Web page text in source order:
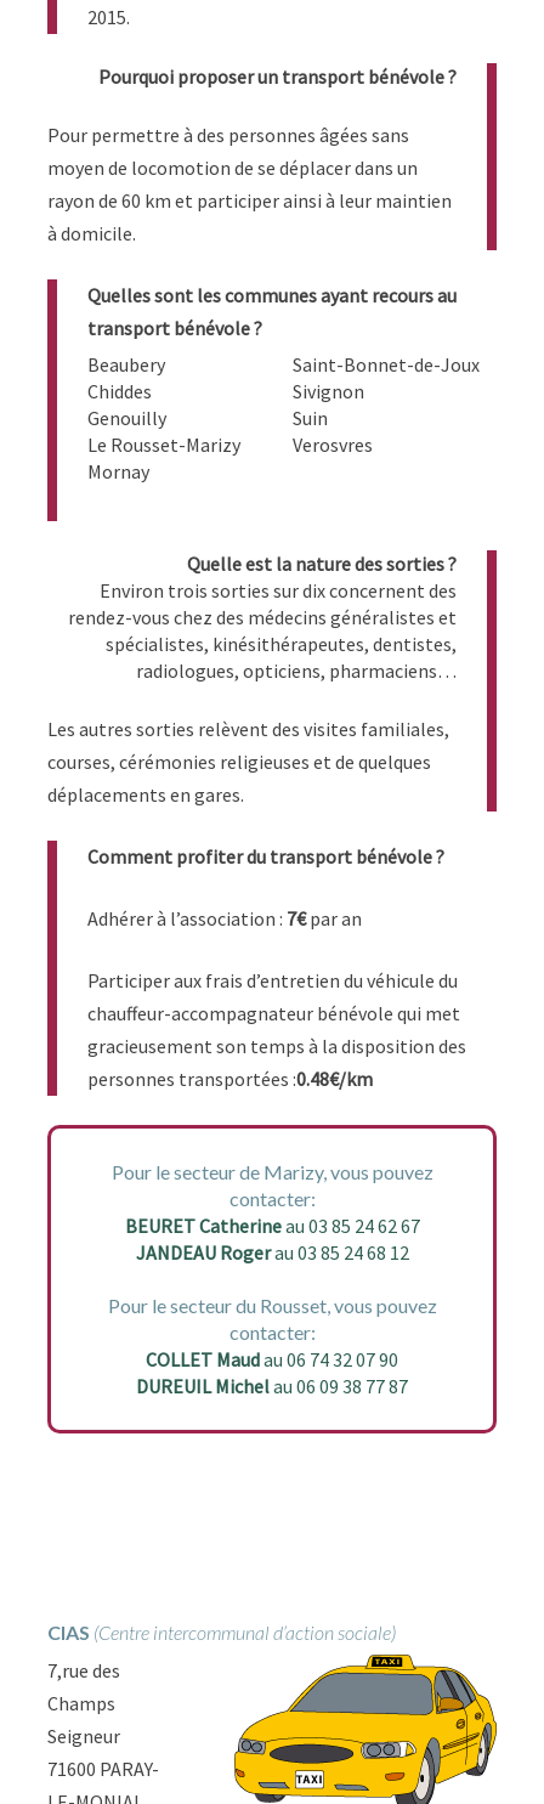
2015.
Pourquoi proposer un transport bénévole ?
Pour permettre à des personnes âgées sans
moyen de locomotion de se déplacer dans un
rayon de 60 km et participer ainsi à leur maintien
à domicile.
Quelles sont les communes ayant recours au
transport bénévole ?
Beaubery
Chiddes
Genouilly
Le Rousset-Marizy
Mornay
Saint-Bonnet-de-Joux
Sivignon
Suin
Verosvres
Quelle est la nature des sorties ?
Environ trois sorties sur dix concernent des
rendez-vous chez des médecins généralistes et
spécialistes, kinésithérapeutes, dentistes,
radiologues, opticiens, pharmaciens…
Les autres sorties relèvent des visites familiales,
courses, cérémonies religieuses et de quelques
déplacements en gares.
Comment profiter du transport bénévole ?
Adhérer à l’association : 7€par an
Participer aux frais d’entretien du véhicule du
chauffeur-accompagnateur bénévole qui met
gracieusement son temps à la disposition des
personnes transportées :0.48€/km
Pour le secteur de Marizy, vous pouvez
contacter:
BEURET Catherineau 03 85 24 62 67
JANDEAU Rogerau 03 85 24 68 12
Pour le secteur du Rousset, vous pouvez
contacter:
COLLET Maudau 06 74 32 07 90
DUREUIL Michelau 06 09 38 77 87
CIAS (Centre intercommunal d’action sociale)
7,rue des
Champs
Seigneur
71600 PARAY-